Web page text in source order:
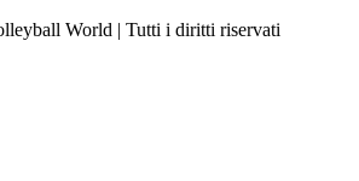
World | Tutti i diritti riservati